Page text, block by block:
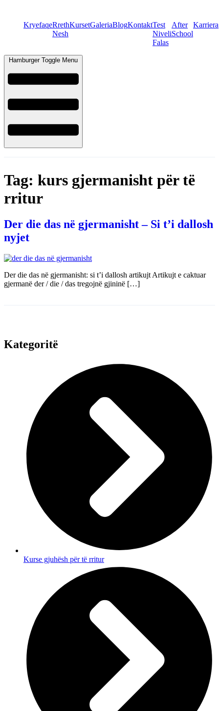
KryefaqeRreth
Nesh
KursetGaleriaBlogKontaktTest
Niveli
Falas
After
School
Karriera
Hamburger Toggle Menu
Tag: kurs gjermanisht për të
rritur
Der die das në gjermanisht – Si t’i dallosh
nyjet
Der die das në gjermanisht: si t’i dallosh artikujt Artikujt e caktuar
gjermanë der / die / das tregojnë gjininë […]
Kategoritë
Kurse gjuhësh për të rritur